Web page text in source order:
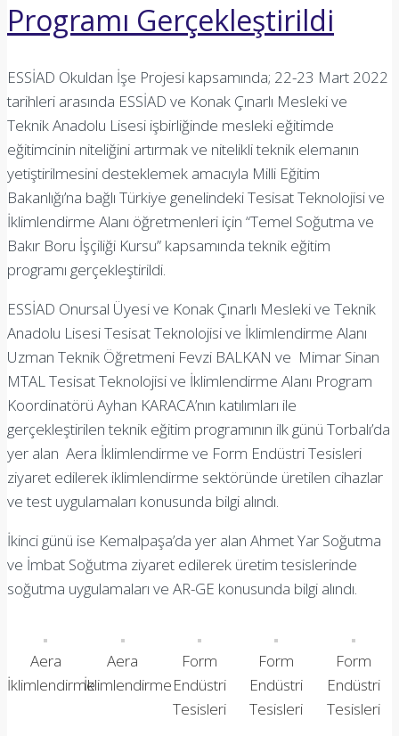
Programı Gerçekleştirildi
ESSİAD Okuldan İşe Projesi kapsamında; 22-23 Mart 2022
tarihleri arasında ESSİAD ve Konak Çınarlı Mesleki ve
Teknik Anadolu Lisesi işbirliğinde mesleki eğitimde
eğitimcinin niteliğini artırmak ve nitelikli teknik elemanın
yetiştirilmesini desteklemek amacıyla Milli Eğitim
Bakanlığı’na bağlı Türkiye genelindeki Tesisat Teknolojisi ve
İklimlendirme Alanı öğretmenleri için “Temel Soğutma ve
Bakır Boru İşçiliği Kursu” kapsamında teknik eğitim
programı gerçekleştirildi.
ESSİAD Onursal Üyesi ve Konak Çınarlı Mesleki ve Teknik
Anadolu Lisesi Tesisat Teknolojisi ve İklimlendirme Alanı
Uzman Teknik Öğretmeni Fevzi BALKAN ve Mimar Sinan
MTAL Tesisat Teknolojisi ve İklimlendirme Alanı Program
Koordinatörü Ayhan KARACA’nın katılımları ile
gerçekleştirilen teknik eğitim programının ilk günü Torbalı’da
yer alan Aera İklimlendirme ve Form Endüstri Tesisleri
ziyaret edilerek iklimlendirme sektöründe üretilen cihazlar
ve test uygulamaları konusunda bilgi alındı.
İkinci günü ise Kemalpaşa’da yer alan Ahmet Yar Soğutma
ve İmbat Soğutma ziyaret edilerek üretim tesislerinde
soğutma uygulamaları ve AR-GE konusunda bilgi alındı.
Aera
İklimlendirme
Aera
İklimlendirme
Form
Endüstri
Tesisleri
Form
Endüstri
Tesisleri
Form
Endüstri
Tesisleri